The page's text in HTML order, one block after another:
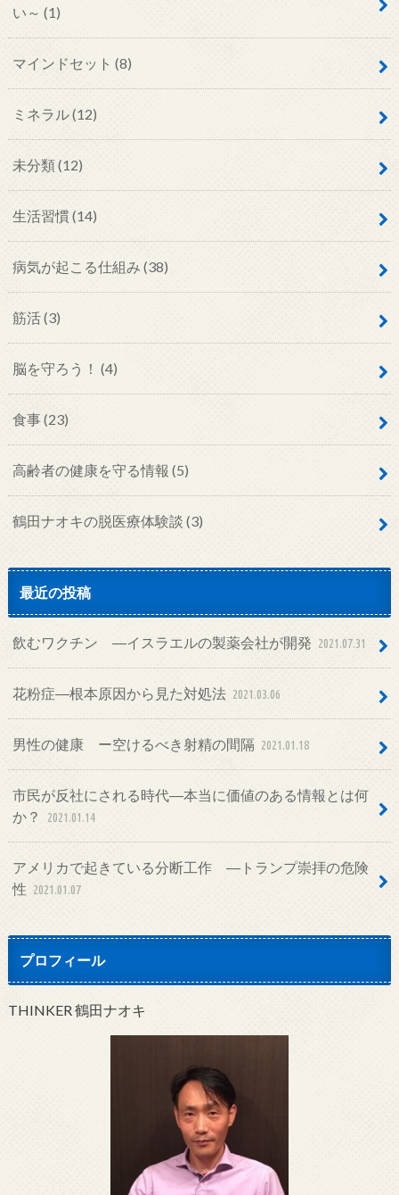
い～ (1)
マインドセット (8)
ミネラル(12)
未分類(12)
生活習慣(14)
病気が起こる仕組み (38)
筋活(3)
脳を守ろう！ (4)
食事(23)
高齢者の健康を守る情報 (5)
鶴田ナオキの脱医療体験談 (3)
最近の投稿
飲むワクチン ―イスラエルの製薬会社が開発 2021.07.31
花粉症―根本原因から見た対処法 2021.03.06
男性の健康 ー空けるべき射精の間隔 2021.01.18
市民が反社にされる時代―本当に価値のある情報とは何
か？
2021.01.14
アメリカで起きている分断工作 ―トランプ崇拝の危険
性 2021.01.07
プロフィール
THINKER 鶴田ナオキ